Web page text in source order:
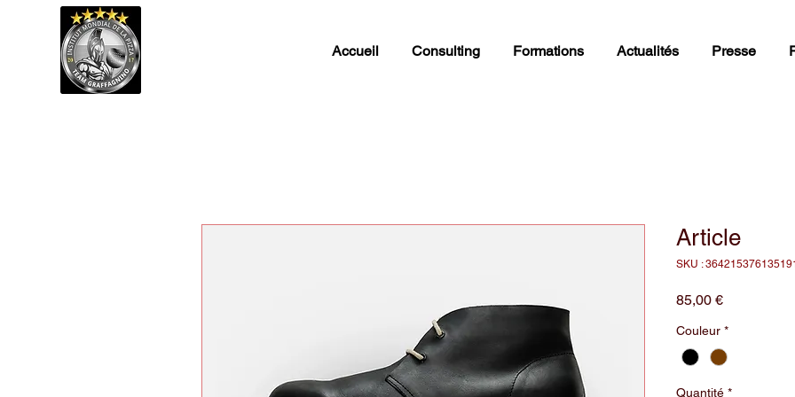
Accueil Consulting Formations Actualités Presse
Article
SKU :
85,00 €Prix
Couleur *
Quantité *